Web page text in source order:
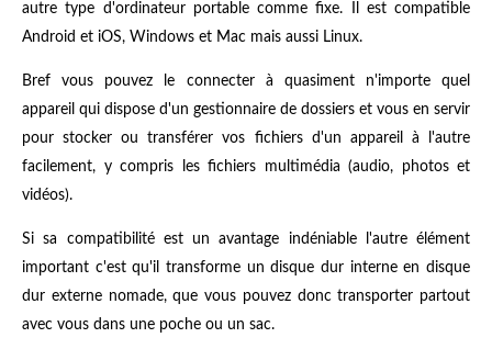
autre type d'ordinateur portable comme fixe. Il est compatible
Android et iOS, Windows et Mac mais aussi Linux.
Bref vous pouvez le connecter à quasiment n'importe quel
appareil qui dispose d'un gestionnaire de dossiers et vous en servir
pour stocker ou transférer vos fichiers d'un appareil à l'autre
facilement, y compris les fichiers multimédia (audio, photos et
vidéos).
Si sa compatibilité est un avantage indéniable l'autre élément
important c'est qu'il transforme un disque dur interne en disque
dur externe nomade, que vous pouvez donc transporter partout
avec vous dans une poche ou un sac.